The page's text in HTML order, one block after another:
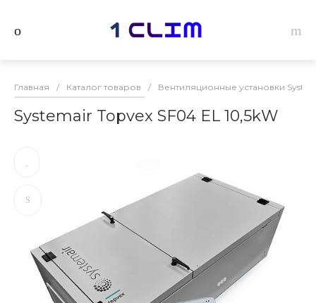
Главная / Каталог товаров / Вентиляционные установки
Systemair Topvex SF04 EL 10,5kW